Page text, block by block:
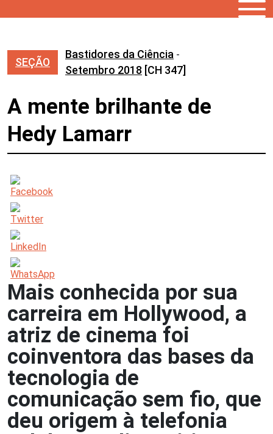
SEÇÃO
Bastidores da Ciência -
Setembro 2018 [CH 347]
A mente brilhante de
Hedy Lamarr
Mais conhecida por sua
carreira em Hollywood, a
atriz de cinema foi
coinventora das bases da
tecnologia de
comunicação sem fio, que
deu origem à telefonia